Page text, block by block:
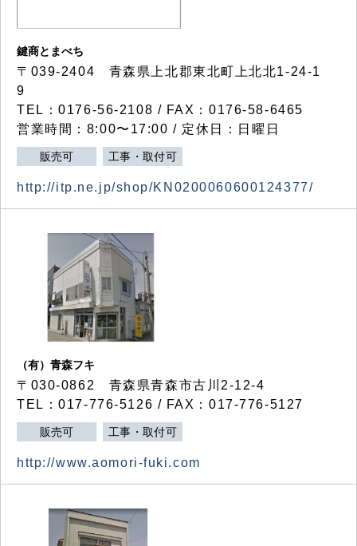
鍵商とまべち
〒039-2404 青森県上北郡東北町上北北1-24-1
9
TEL：0176-56-2108 / FAX：0176-58-6465
営業時間：8:00〜17:00 / 定休日：日曜日
販売可 工事・取付可
http://itp.ne.jp/shop/KN0200060600124377/
（有）青森フキ
〒030-0862 青森県青森市古川2-12-4
TEL：017-776-5126 / FAX：017-776-5127
販売可 工事・取付可
http://www.aomori-fuki.com